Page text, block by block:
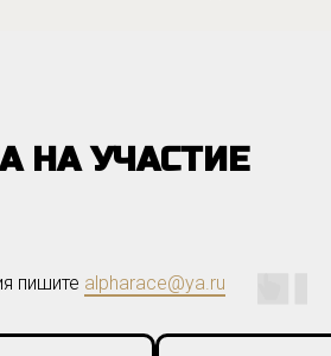
НА УЧАСТИЕ
пишите alpharace@ya.ru